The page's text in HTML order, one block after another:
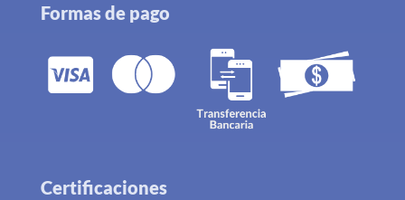
Formas de pago
Certificaciones